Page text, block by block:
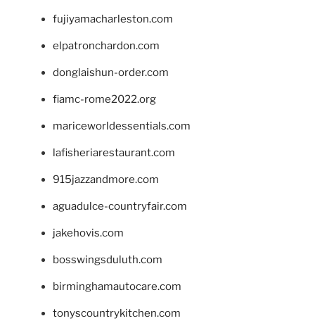
fujiyamacharleston.com
elpatronchardon.com
donglaishun-order.com
fiamc-rome2022.org
mariceworldessentials.com
lafisheriarestaurant.com
915jazzandmore.com
aguadulce-countryfair.com
jakehovis.com
bosswingsduluth.com
birminghamautocare.com
tonyscountrykitchen.com